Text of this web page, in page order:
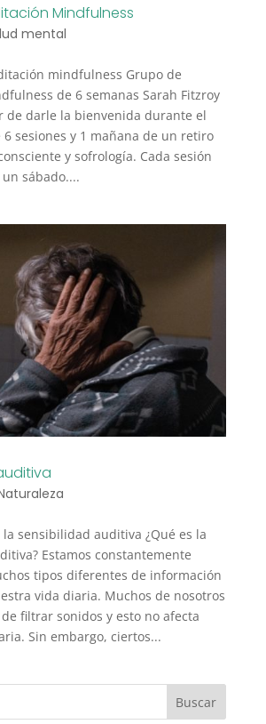
Mindfulness
mental
mindfulness Grupo de
de 6 semanas Sarah Fitzroy
de darle la bienvenida durante el
sesiones y 1 mañana de un retiro
y sofrología. Cada sesión
sábado....
sensibilidad auditiva ¿Qué es la
Estamos constantemente
tipos diferentes de información
vida diaria. Muchos de nosotros
filtrar sonidos y esto no afecta
Sin embargo, ciertos...